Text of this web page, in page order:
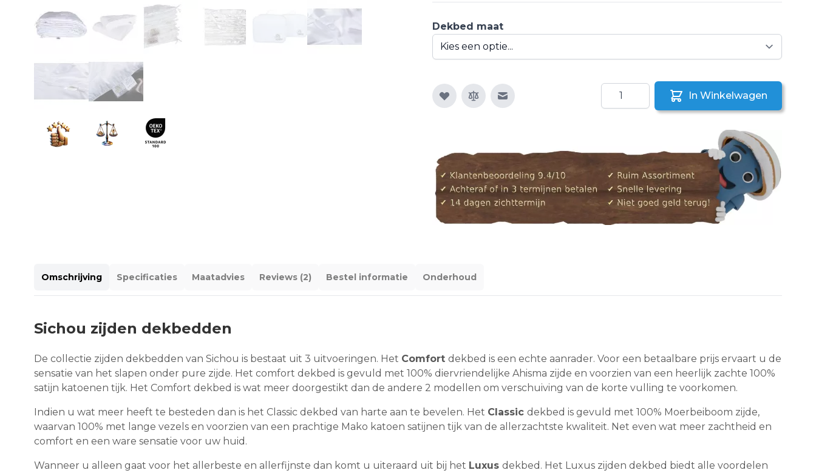
Dekbed maat
E-mail naar een vriend
Aantal
In Winkelwagen
Omschrijving Specificaties Maatadvies Reviews (2) Bestel informatie Onderhoud
Sichou zijden dekbedden
De collectie zijden dekbedden van Sichou is bestaat uit 3 uitvoeringen. Het Comfort dekbed is een echte aanrader. Voor een betaalbare prijs ervaart u de
sensatie van het slapen onder pure zijde. Het comfort dekbed is gevuld met 100% diervriendelijke Ahisma zijde en voorzien van een heerlijk zachte 100%
satijn katoenen tijk. Het Comfort dekbed is wat meer doorgestikt dan de andere 2 modellen om verschuiving van de korte vulling te voorkomen.
Indien u wat meer heeft te besteden dan is het Classic dekbed van harte aan te bevelen. Het Classic dekbed is gevuld met 100% Moerbeiboom zijde,
waarvan 100% met lange vezels en voorzien van een prachtige Mako katoen satijnen tijk van de allerzachtste kwaliteit. Net even wat meer zachtheid en
comfort en een ware sensatie voor uw huid.
Wanneer u alleen gaat voor het allerbeste en allerfijnste dan komt u uiteraard uit bij het Luxus dekbed. Het Luxus zijden dekbed biedt alle voordelen